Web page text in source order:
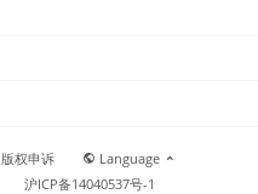
版权申诉
Language
沪ICP备14040537号-1